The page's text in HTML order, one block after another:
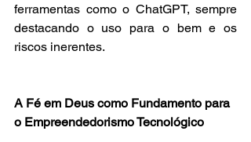
ferramentas como o ChatGPT, sempre
destacando o uso para o bem e os
riscos inerentes.
A Fé em Deus como Fundamento para
o Empreendedorismo Tecnológico